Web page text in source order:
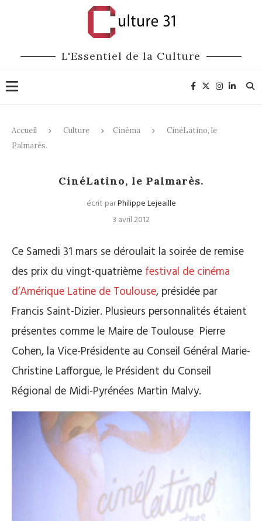
L'Essentiel de la Culture
Accueil Culture Cinéma
CinéLatino, le
Palmarès.
CinéLatino, le Palmarès.
écrit parPhilippe Lejeaille
3 avril 2012
Ce Samedi 31 mars se déroulait la soirée de remise
des prix du vingt-quatrième festival de cinéma
d’Amérique Latine de Toulouse, présidée par
Francis Saint-Dizier. Plusieurs personnalités étaient
présentes comme le Maire de Toulouse Pierre
Cohen, la Vice-Présidente au Conseil Général Marie-
Christine Lafforgue, le Président du Conseil
Régional de Midi-Pyrénées Martin Malvy.